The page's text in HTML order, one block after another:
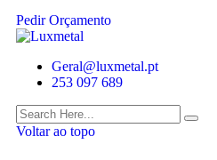
Pedir Orçamento
Geral@luxmetal.pt
253 097 689
Voltar ao topo